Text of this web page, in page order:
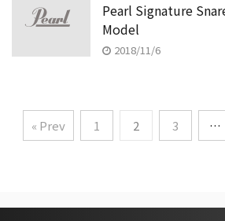
Pearl Signature
Model
2018/11/6
« Prev 1 2 3 …